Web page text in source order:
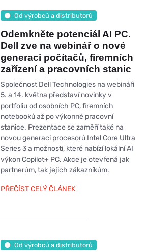
Od výrobců a distributorů
Odemkněte potenciál AI PC.
Dell zve na webinář o nové
generaci počítačů, firemních
zařízení a pracovních stanic
Společnost Dell Technologies na webináři
5. a 14. května představí novinky v
portfoliu od osobních PC, firemních
notebooků až po výkonné pracovní
stanice. Prezentace se zaměří také na
novou generaci procesorů Intel Core Ultra
Series 3 a možnosti, které nabízí lokální AI
výkon Copilot+ PC. Akce je otevřená jak
partnerům, tak jejich zákazníkům.
PŘEČÍST CELÝ ČLÁNEK
Od výrobců a distributorů